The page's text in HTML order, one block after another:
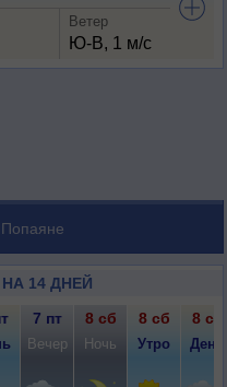
Ветер
Ю-В, 1 м/с
14 ДНЕЙ
7 пт 8 сб 8 сб 8 сб
Вечер Ночь Утро День